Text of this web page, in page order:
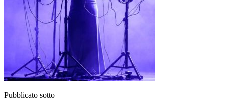
Pubblicato sotto